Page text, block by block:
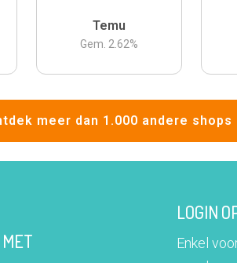
Temu
Gem. 2.62%
meer dan 1.000 andere shops
LOGIN
Enkel